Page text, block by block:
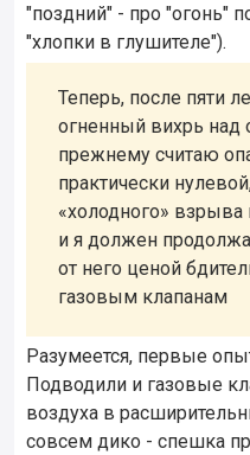
"поздний" - про "огонь"
"хлопки в глушителе").
Теперь, после пяти
огненный вихрь над
прежнему считаю
практически
«холодного» взрыва
и я должен
от него ценой
газовым клапанам
Разумеется, первые
Подводили и газовые
воздуха в
совсем дико - спешка